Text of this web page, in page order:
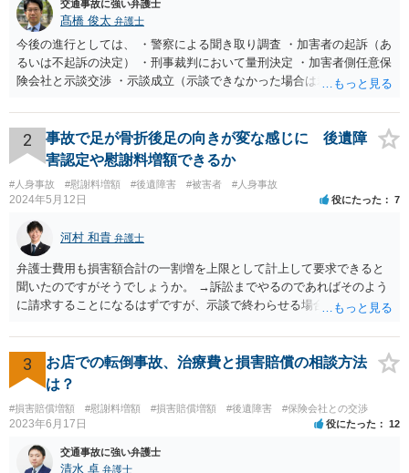
交通事故に強い弁護士
髙橋 俊太 弁護士
今後の進行としては、 ・警察による聞き取り調査 ・加害者の起訴（あ
るいは不起訴の決定） ・刑事裁判において量刑決定 ・加害者側任意保
険会社と示談交渉 ・示談成立（示談できなかった場合は裁判） となり
加害者に対する処罰感情など尋ねられるはずですので、率直にお答え
になるとよいと思います。
2
事故で足が骨折後足の向きが変な感じに 後遺障
害認定や慰謝料増額できるか
#人身事故 #慰謝料増額 #後遺障害 #被害者 #人身事故
2024年5月12日 役にたった 7
河村 和貴 弁護士
弁護士費用も損害額合計の一割増を上限として計上して要求できると
聞いたのですがそうでしょうか。 →訴訟までやるのであればそのよう
に請求することになるはずですが、示談で終わらせる場合には、そこ
ならほとんど充足できるか多くが返ってくるイメージなので頼むのも
いいかなと思うのですが。 →LAC基準でもそうかもしれませんし、交
通事故事案ではより定額の費用としている法律事務所も多いように思
います。費用面も含めて、弁護士さんを検討してみるとよいかもしれ
ませんね。 かなり具体的な話も多くなっているので、法律事務所に問
い合わせてみるとよいと思います。
3
お店での転倒事故、治療費と損害賠償の相談方法
は？
#損害賠償増額 #慰謝料増額 #損害賠償増額 #後遺障害 #保険会社との交渉
2023年6月17日 役にたった 12
交通事故に強い弁護士
清水 卓 弁護士